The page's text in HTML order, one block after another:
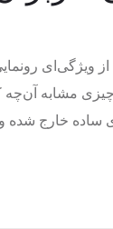
ویژگی‌ای
مشابه آن‌چه که
خارج شده و